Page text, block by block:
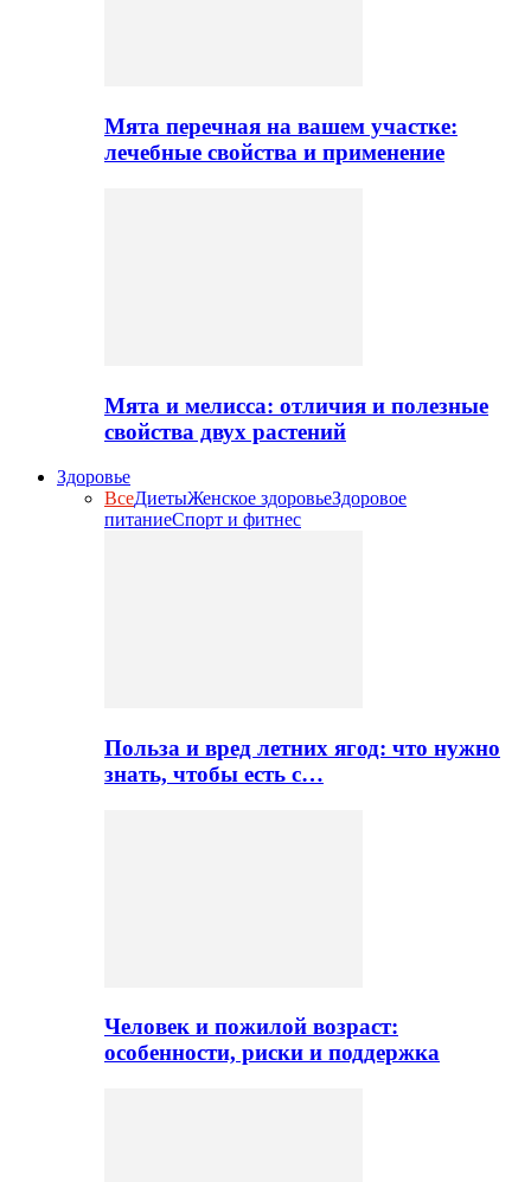
Мята перечная на вашем участке:
лечебные свойства и применение
Мята и мелисса: отличия и полезные
свойства двух растений
Здоровье
ВсеДиетыЖенское здоровьеЗдоровое
питаниеСпорт и фитнес
Польза и вред летних ягод: что нужно
знать, чтобы есть с…
Человек и пожилой возраст:
особенности, риски и поддержка